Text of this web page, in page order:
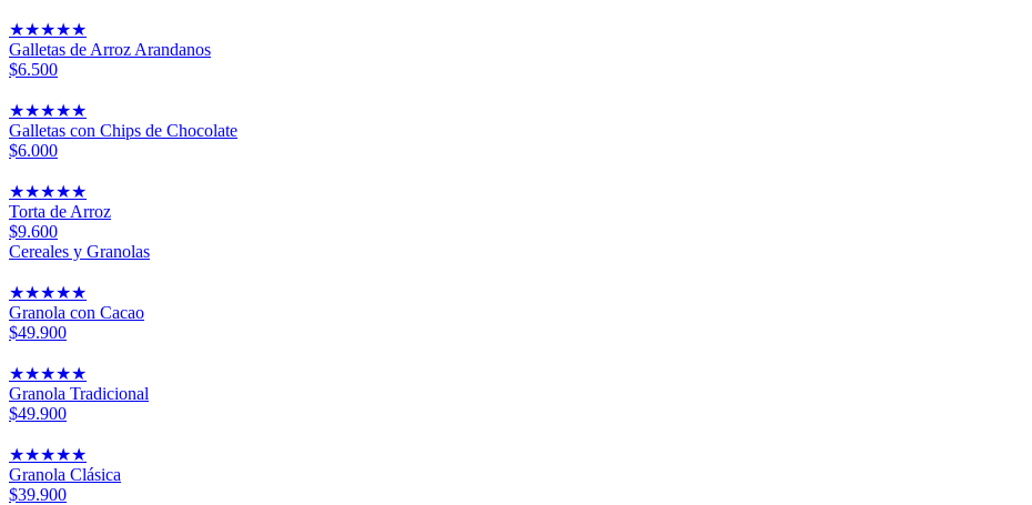
★★★★★
Galletas de Arroz Arandanos
$6.500
★★★★★
Galletas con Chips de Chocolate
$6.000
★★★★★
Torta de Arroz
$9.600
Cereales y Granolas
★★★★★
Granola con Cacao
$49.900
★★★★★
Granola Tradicional
$49.900
★★★★★
Granola Clásica
$39.900